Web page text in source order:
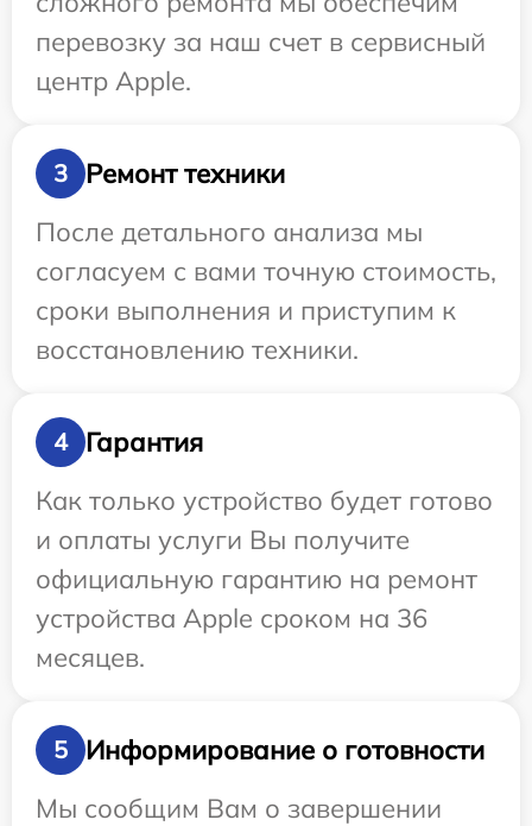
перевозку за наш счет в сервисный
центр Apple.
3
Ремонт техники
После детального анализа мы
согласуем с вами точную стоимость,
сроки выполнения и приступим к
восстановлению техники.
4
Гарантия
Как только устройство будет готово
и оплаты услуги Вы получите
официальную гарантию на ремонт
устройства Apple сроком на 36
месяцев.
5
Информирование о готовности
Мы сообщим Вам о завершении